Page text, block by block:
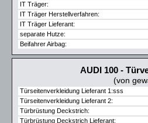
IT Träger:
IT Träger Herstellverfahren:
IT Träger Lieferant:
separate Hutze:
Beifahrer Airbag:
AUDI 100 -
(von
Türseitenverkleidung Lieferant 1:sss
Türseitenverkleidung Lieferant 2:
Türbrüstung Deckstrich:
Türbrüstung Deckstrich Lieferant: